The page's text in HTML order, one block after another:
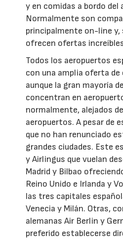
y en comidas a bordo del
Normalmente son
principalmente on-line y,
ofrecen ofertas
Todos los aeropuertos
con una amplia oferta
aunque la gran mayoría
concentran en
normalmente, alejados
aeropuertos. A pesar de
que no han renunciado
grandes ciudades. Este
y Airlingus que vuelan
Madrid y Bilbao
Reino Unido e Irlanda y
las tres capitales
Venecia y Milán. Otras,
alemanas Air Berlin y
preferido establecerse